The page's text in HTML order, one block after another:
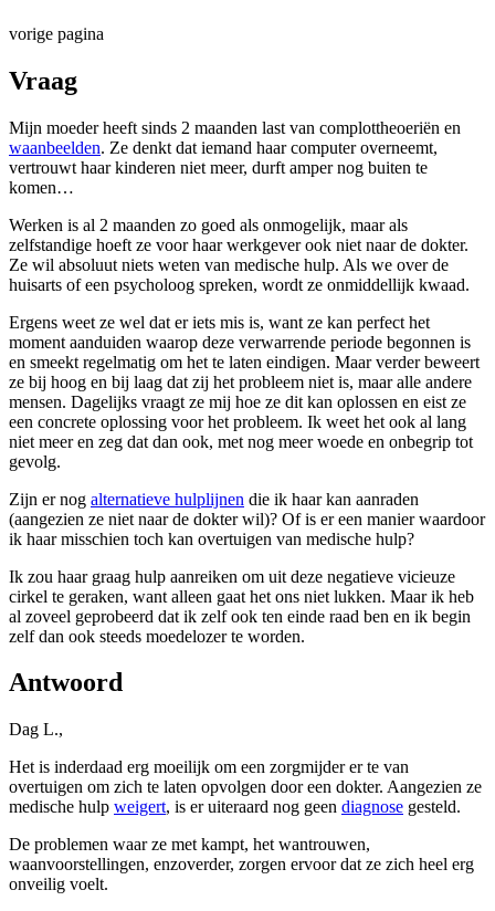
vorige pagina
Vraag
Mijn moeder heeft sinds 2 maanden last van complottheoeriën en
waanbeelden. Ze denkt dat iemand haar computer overneemt,
vertrouwt haar kinderen niet meer, durft amper nog buiten te
komen…
Werken is al 2 maanden zo goed als onmogelijk, maar als
zelfstandige hoeft ze voor haar werkgever ook niet naar de dokter.
Ze wil absoluut niets weten van medische hulp. Als we over de
huisarts of een psycholoog spreken, wordt ze onmiddellijk kwaad.
Ergens weet ze wel dat er iets mis is, want ze kan perfect het
moment aanduiden waarop deze verwarrende periode begonnen is
en smeekt regelmatig om het te laten eindigen. Maar verder beweert
ze bij hoog en bij laag dat zij het probleem niet is, maar alle andere
mensen. Dagelijks vraagt ze mij hoe ze dit kan oplossen en eist ze
een concrete oplossing voor het probleem. Ik weet het ook al lang
niet meer en zeg dat dan ook, met nog meer woede en onbegrip tot
gevolg.
Zijn er nog alternatieve hulplijnen die ik haar kan aanraden
(aangezien ze niet naar de dokter wil)? Of is er een manier waardoor
ik haar misschien toch kan overtuigen van medische hulp?
Ik zou haar graag hulp aanreiken om uit deze negatieve vicieuze
cirkel te geraken, want alleen gaat het ons niet lukken. Maar ik heb
al zoveel geprobeerd dat ik zelf ook ten einde raad ben en ik begin
zelf dan ook steeds moedelozer te worden.
Antwoord
Dag L.,
Het is inderdaad erg moeilijk om een zorgmijder er te van
overtuigen om zich te laten opvolgen door een dokter. Aangezien ze
medische hulp weigert, is er uiteraard nog geen diagnose gesteld.
De problemen waar ze met kampt, het wantrouwen,
waanvoorstellingen, enzoverder, zorgen ervoor dat ze zich heel erg
onveilig voelt.